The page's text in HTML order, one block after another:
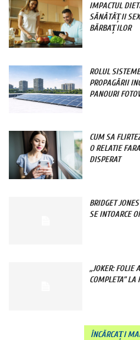
IMPACTUL
SĂNĂTĂȚII
BĂRBAȚILOR
ROLUL
PROPAGĂRII
PANOURI
CUM SA
O RELATIE
DISPERAT
BRIDGET
SE INTOARCE
„JOKER: FOLIE
COMPLETA”
ÎNCĂRCAȚI